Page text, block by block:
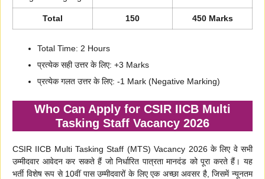
Total 150 450 Marks
Total Time: 2 Hours
प्रत्येक सही उत्तर के लिए: +3 Marks
प्रत्येक गलत उत्तर के लिए: -1 Mark (Negative Marking)
Who Can Apply for CSIR IICB Multi
Tasking Staff Vacancy 2026
CSIR IICB Multi Tasking Staff (MTS) Vacancy 2026 के लिए वे सभी
उम्मीदवार आवेदन कर सकते हैं जो निर्धारित पात्रता मानदंड को पूरा करते हैं। यह
भर्ती विशेष रूप से 10वीं पास उम्मीदवारों के लिए एक अच्छा अवसर है, जिसमें न्यूनतम